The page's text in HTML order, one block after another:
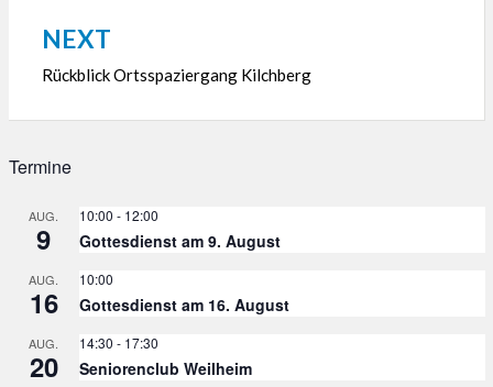
NEXT
Rückblick Ortsspaziergang Kilchberg
Termine
AUG.
9
10:00 - 12:00
Gottesdienst am 9. August
AUG.
16
10:00
Gottesdienst am 16. August
AUG.
20
14:30 - 17:30
Seniorenclub Weilheim